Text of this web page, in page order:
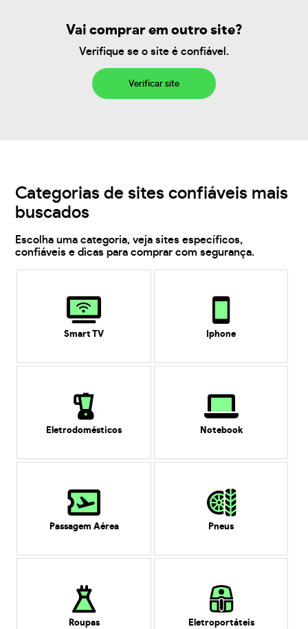
Vai comprar em outro site?
Verifique se o site é confiável.
Verificar site
Categorias de sites confiáveis mais
buscados
Escolha uma categoria, veja sites específicos,
confiáveis e dicas para comprar com segurança.
Smart TV Iphone
Eletrodomésticos Notebook
Passagem Aérea Pneus
Roupas Eletroportáteis